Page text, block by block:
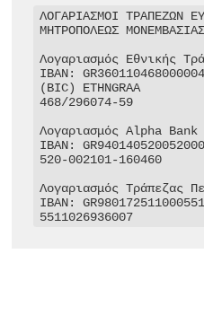
ΛΟΓΑΡΙΑΣΜΟΙ ΤΡΑΠΕΖΩΝ
ΜΗΤΡΟΠΟΛΕΩΣ
Λογαριασμός Εθνικής
IBAN:
(BIC) ETHNGRAA
468/296074-59
Λογαριασμός Alpha
IBAN:
520-002101-160460
Λογαριασμός Τράπεζας
IBAN:
5511026936007